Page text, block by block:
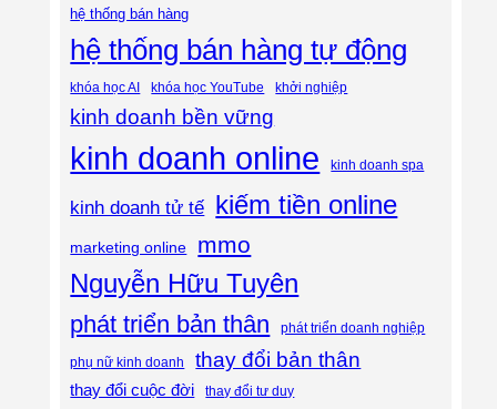
hệ thống bán hàng
hệ thống bán hàng tự động
khóa học AI khóa học YouTube khởi nghiệp
kinh doanh bền vững
kinh doanh online kinh doanh spa
kinh doanh tử tế kiếm tiền online
marketing online mmo
Nguyễn Hữu Tuyên
phát triển bản thân phát triển doanh nghiệp
phụ nữ kinh doanh thay đổi bản thân
thay đổi cuộc đời thay đổi tư duy